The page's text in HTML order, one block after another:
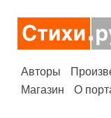
Авторы
Магазин
О